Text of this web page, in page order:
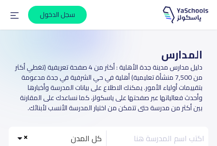
سجل الدخول
المدارس
دليل مدارس مدينة جدة الأهلية : أكثر من 4 صفحة تعريفية (تغطي أكثر
من 7,500 منشأة تعليمية) أهلية في حي الشرفية في جدة مدعومة
بتقييمات أولياء الأمور. يمكنك الاطلاع على بيانات المدرسة وأخبارها
وأحدث فعالياتها عبر صفحتها على ياسكولز، كما نساعدك على المقارنة
بين أكثر من مدرسة حتى تتمكن من اختيار المدرسة الأنسب لأبنائك.
كل المدن